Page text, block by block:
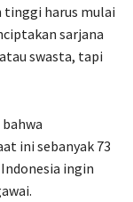
tinggi harus mulai
sarjana
swasta, tapi
ini sebanyak 73
ingin